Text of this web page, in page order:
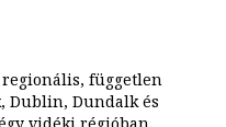
független
Dublin, Dundalk és